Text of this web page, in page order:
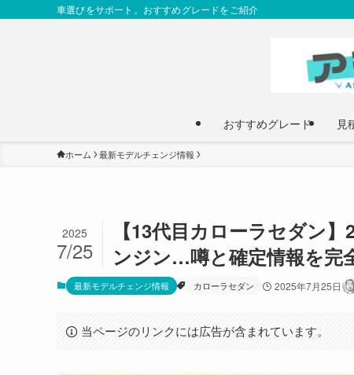
車選びをサポート。おすすめグレードをご紹介
おすすめグレード 見
ホーム 最新モデルチェンジ情報
【13代目カローラセダン
ンジン…噂と確定情報を完
2025
7/25
最新モデルチェンジ情報 カローラセダン 2025年7月25日
当ページのリンクには広告が含まれています。